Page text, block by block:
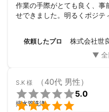
作業の手際がとても良く、事
せできました。明るくポジテ
た！
依頼したプロ 株式会社世
S.K 様 （40代 男性）


5.0
排水管洗浄